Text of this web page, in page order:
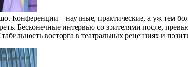
Конференции – научные, практические, а уж тем
Бесконечные интервью со зрителями после,
восторга в театральных рецензиях и